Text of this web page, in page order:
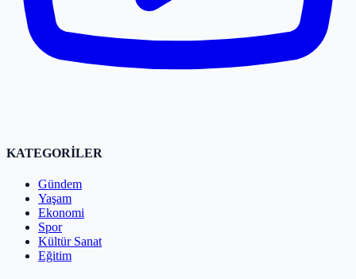
KATEGORİLER
Gündem
Yaşam
Ekonomi
Spor
Kültür Sanat
Eğitim